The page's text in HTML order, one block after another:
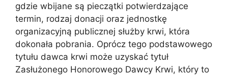
gdzie wbijane są pieczątki potwierdzające
termin, rodzaj donacji oraz jednostkę
organizacyjną publicznej służby krwi, która
dokonała pobrania. Oprócz tego podstawowego
tytułu dawca krwi może uzyskać tytuł
Zasłużonego Honorowego Dawcy Krwi, który to